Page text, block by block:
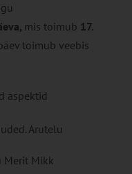
mis toimub 17.
toimub veebis
aspektid
Arutelu
Merit Mikk